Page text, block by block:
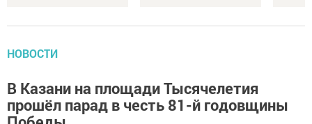
НОВОСТИ
В Казани на площади Тысячелетия
прошёл парад в честь 81-й годовщины